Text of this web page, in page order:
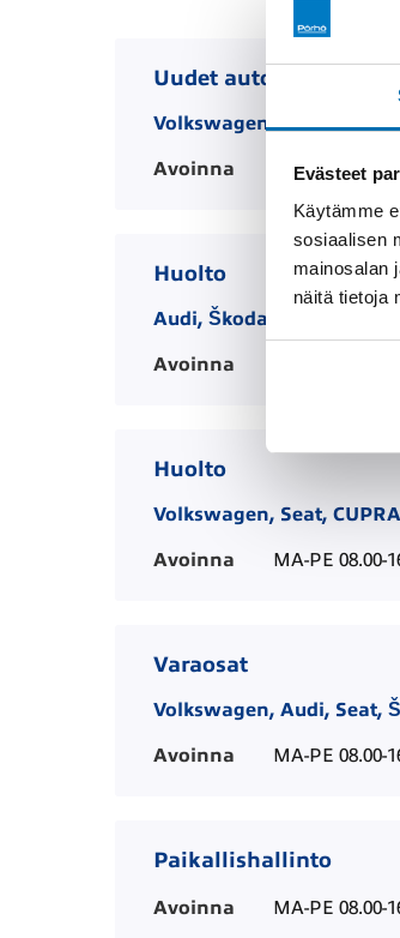
Evästeet
Käytämme
sosiaalisen
mainosalan
näitä tietoja
Uudet autot
Volkswagen, Audi
Avoinna MA-PE 08.00-
Huolto
Audi, Škoda
Avoinna
Huolto
Volkswagen, Seat,
Avoinna MA-PE 08.00-
Varaosat
Volkswagen, Audi, Seat,
Avoinna MA-PE 08.00-
Paikallishallinto
Avoinna MA-PE 08.00-